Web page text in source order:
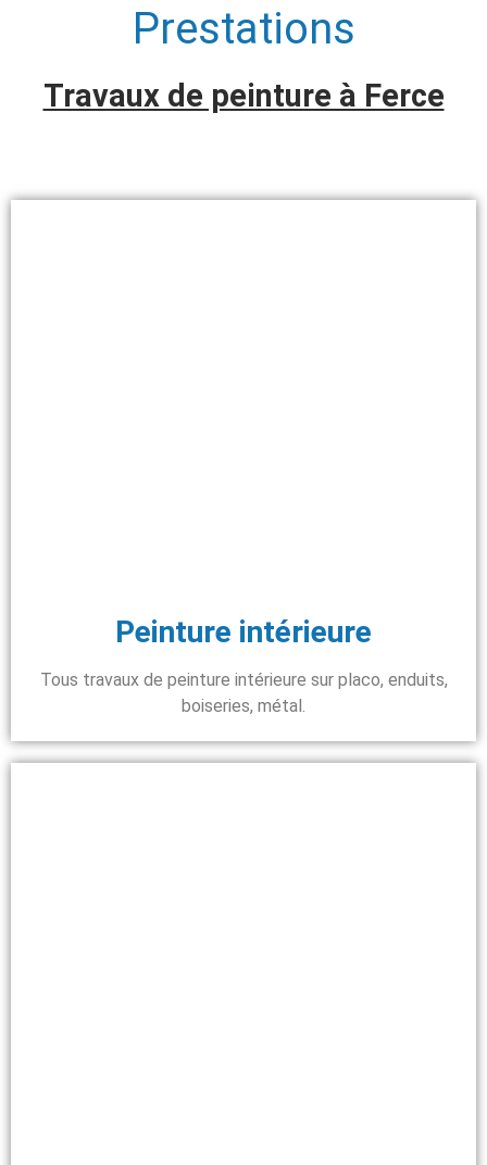
Prestations
Travaux de peinture à Ferce
Peinture intérieure
Tous travaux de peinture intérieure sur placo, enduits,
boiseries, métal.